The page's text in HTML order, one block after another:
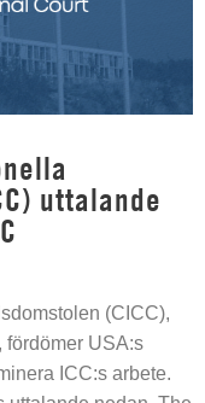
uttalande
(CICC),
fördömer USA:s
ICC:s arbete.